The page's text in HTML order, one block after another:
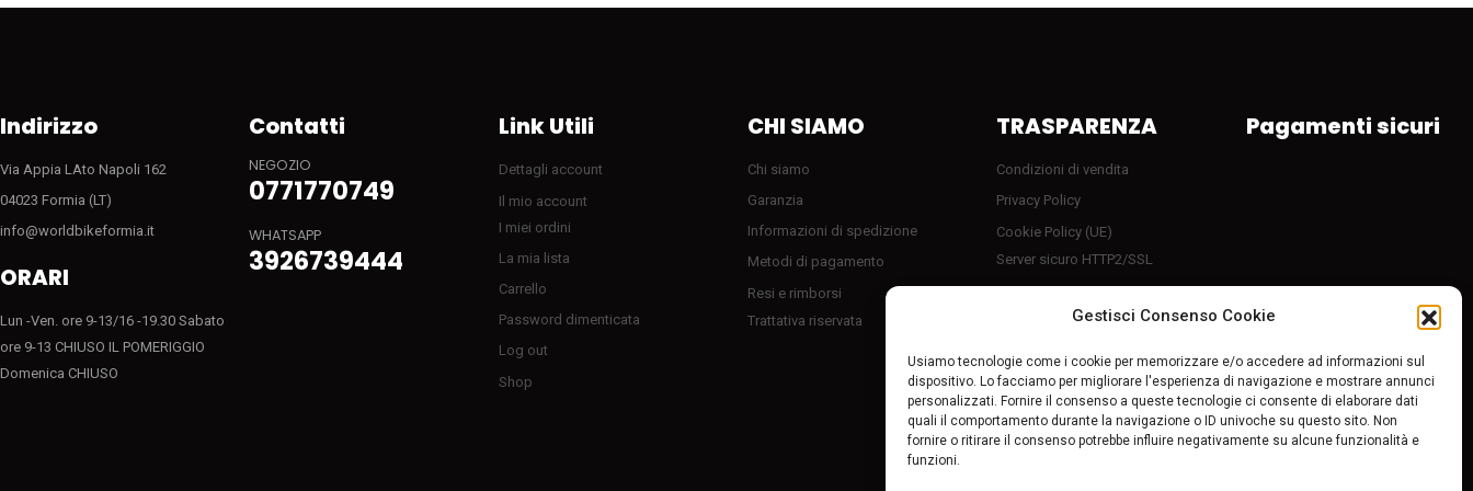
Gestisci Consenso Cookie
Usiamo tecnologie come i cookie per memorizzare e/o accedere ad informazioni sul
dispositivo. Lo facciamo per migliorare l'esperienza di navigazione e mostrare annunci
personalizzati. Fornire il consenso a queste tecnologie ci consente di elaborare dati
quali il comportamento durante la navigazione o ID univoche su questo sito. Non
fornire o ritirare il consenso potrebbe influire negativamente su alcune funzionalità e
funzioni.
Indirizzo
Via Appia LAto Napoli 162
04023 Formia (LT)
info@worldbikeformia.it
ORARI
Lun -Ven. ore 9-13/16 -19.30 Sabato
ore 9-13 CHIUSO IL POMERIGGIO
Domenica CHIUSO
Contatti
NEGOZIO
0771770749
WHATSAPP
3926739444
Link Utili
Dettagli account
Il mio account
I miei ordini
La mia lista
Carrello
Password dimenticata
Log out
Shop
CHI SIAMO
Chi siamo
Garanzia
Informazioni di spedizione
Metodi di pagamento
Resi e rimborsi
Trattativa riservata
TRASPARENZA
Condizioni di vendita
Privacy Policy
Cookie Policy (UE)
Server sicuro HTTP2/SSL
Follow Us
Pagamenti sicuri